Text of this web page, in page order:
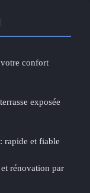
confort
exposée
rapide et fiable
rénovation par